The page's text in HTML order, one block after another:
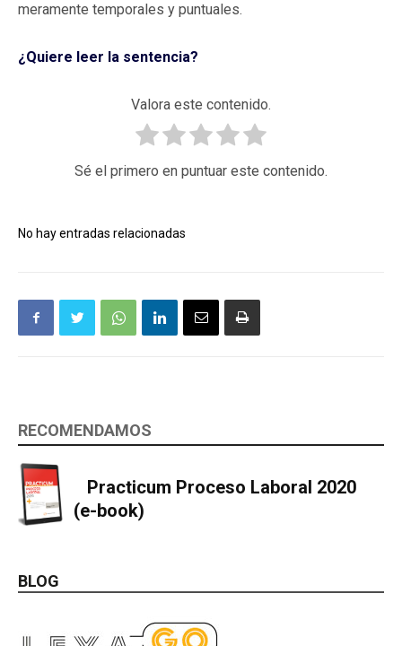
meramente temporales y puntuales.
¿Quiere leer la sentencia?
Valora este contenido.
Sé el primero en puntuar este contenido.
No hay entradas relacionadas
RECOMENDAMOS
Practicum Proceso Laboral 2020
(e-book)
BLOG